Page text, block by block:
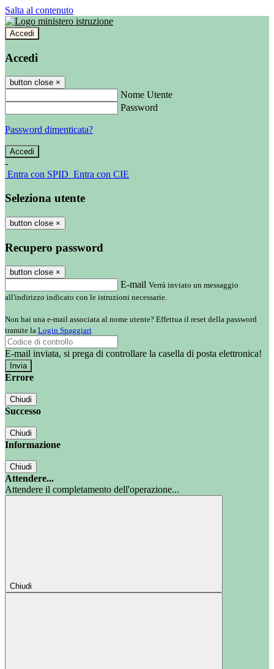
Salta al contenuto
Accedi
Accedi
button close ×
Nome Utente
Password
Password dimenticata?
-
Entra con SPID Entra con CIE
Seleziona utente
button close ×
Recupero password
button close ×
E-mail Verrà inviato un messaggio
all'indirizzo indicato con le istruzioni necessarie.
Non hai una e-mail associata al nome utente? Effettua il reset della password
tramite la Login Spaggiari
E-mail inviata, si prega di controllare la casella di posta elettronica!
Errore
Chiudi
Successo
Chiudi
Informazione
Chiudi
Attendere...
Attendere il completamento dell'operazione...
Chiudi